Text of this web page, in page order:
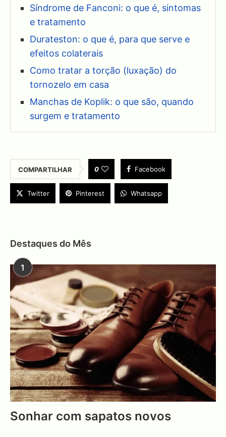
Síndrome de Fanconi: o que é, sintomas
e tratamento
Durateston: o que é, para que serve e
efeitos colaterais
Como tratar a torção (luxação) do
tornozelo em casa
Manchas de Koplik: o que são, quando
surgem e tratamento
COMPARTILHAR 0 Facebook
Twitter Pinterest Whatsapp
Destaques do Mês
1
Sonhar com sapatos novos